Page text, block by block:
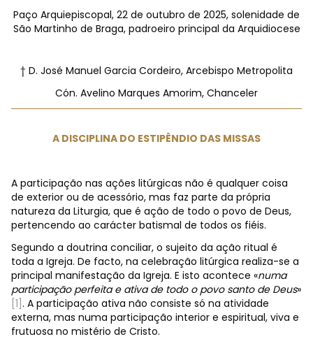
Paço Arquiepiscopal, 22 de outubro de 2025, solenidade de
São Martinho de Braga, padroeiro principal da Arquidiocese
† D. José Manuel Garcia Cordeiro, Arcebispo Metropolita
Cón. Avelino Marques Amorim, Chanceler
A DISCIPLINA DO ESTIPÊNDIO DAS MISSAS
A participação nas ações litúrgicas não é qualquer coisa
de exterior ou de acessório, mas faz parte da própria
natureza da Liturgia, que é ação de todo o povo de Deus,
pertencendo ao carácter batismal de todos os fiéis.
Segundo a doutrina conciliar, o sujeito da ação ritual é
toda a Igreja. De facto, na celebração litúrgica realiza-se a
principal manifestação da Igreja. E isto acontece «numa
participação perfeita e ativa de todo o povo santo de Deus»
[1] . A participação ativa não consiste só na atividade
externa, mas numa participação interior e espiritual, viva e
frutuosa no mistério de Cristo.